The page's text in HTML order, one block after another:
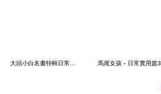
馬尾女孩－日常實用篇3